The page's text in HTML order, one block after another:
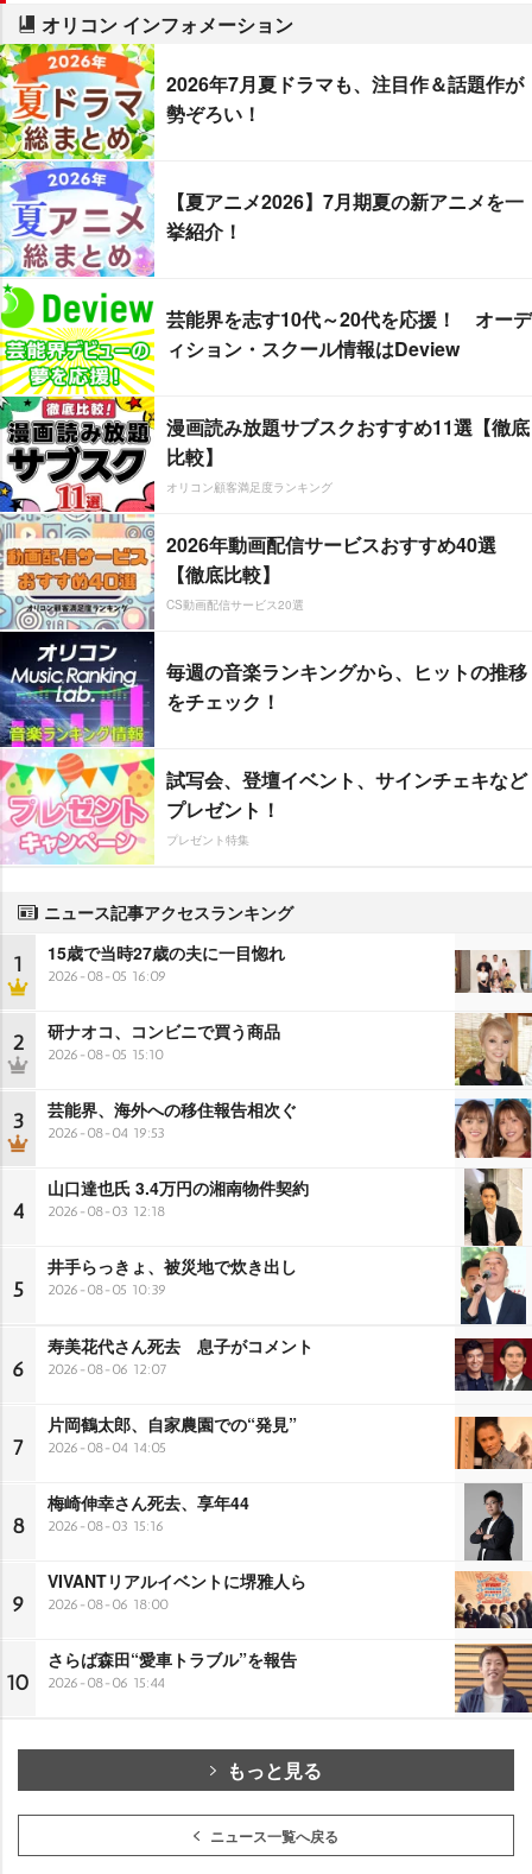
オリコン インフォメーション
2026年7月夏ドラマも、注目作＆話題作が
勢ぞろい！
【夏アニメ2026】7月期夏の新アニメを一
挙紹介！
芸能界を志す10代～20代を応援！ オーデ
ィション・スクール情報はDeview
漫画読み放題サブスクおすすめ11選【徹底
比較】
オリコン顧客満足度ランキング
2026年動画配信サービスおすすめ40選
【徹底比較】
CS動画配信サービス20選
毎週の音楽ランキングから、ヒットの推移
をチェック！
試写会、登壇イベント、サインチェキなど
プレゼント！
プレゼント特集
ニュース記事アクセスランキング
1 15歳で当時27歳の夫に一目惚れ
2026-08-05 16:09
2 研ナオコ、コンビニで買う商品
2026-08-05 15:10
3 芸能界、海外への移住報告相次ぐ
2026-08-04 19:53
4
山口達也氏 3.4万円の湘南物件契約
2026-08-03 12:18
5
井手らっきょ、被災地で炊き出し
2026-08-05 10:39
6
寿美花代さん死去 息子がコメント
2026-08-06 12:07
7
片岡鶴太郎、自家農園での“発見”
2026-08-04 14:05
8
梅崎伸幸さん死去、享年44
2026-08-03 15:16
9
VIVANTリアルイベントに堺雅人ら
2026-08-06 18:00
10
さらば森田“愛車トラブル”を報告
2026-08-06 15:44
もっと見る
ニュース一覧へ戻る